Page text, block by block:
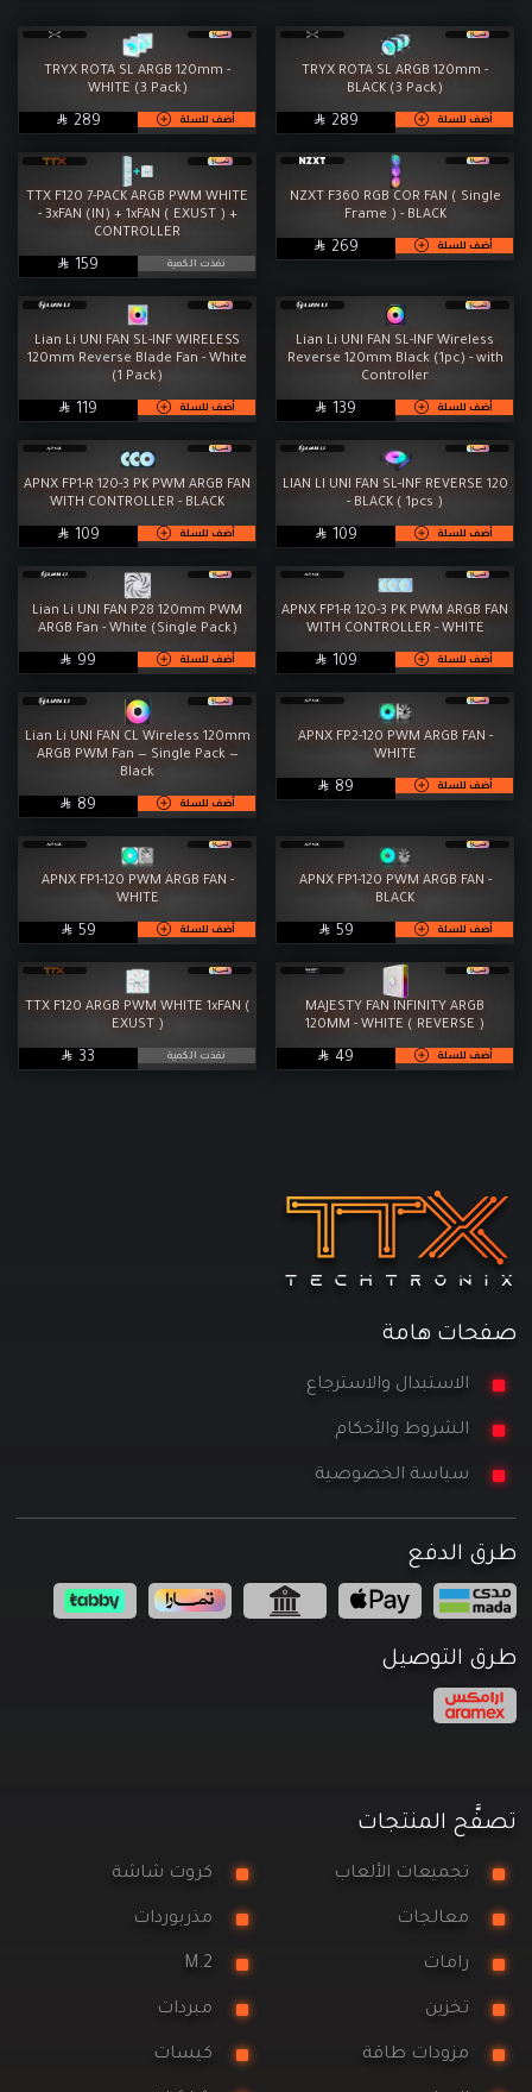
مبردات
مزودات طاقة كيسات
كومبو ماوس وكيبورد ماوسات
سماعات
إكسسوارات
الخدمات WorkStation
TRYX ROTA SL ARGB 120mm -
BLACK (3 Pack)
أضف للسلة  SAR
289
TRYX ROTA SL ARGB 120mm -
WHITE (3 Pack)
أضف للسلة  SAR
289
NZXT F360 RGB COR FAN ( Single
Frame ) - BLACK
أضف للسلة  SAR
269
TTX F120 7-PACK ARGB PWM WHITE
- 3xFAN (IN) + 1xFAN ( EXUST ) +
CONTROLLER
نفذت الكمية  SAR
159
Lian Li UNI FAN SL-INF Wireless
Reverse 120mm Black (1pc) - with
Controller
أضف للسلة  SAR
139
Lian Li UNI FAN SL-INF WIRELESS
120mm Reverse Blade Fan - White
(1 Pack)
أضف للسلة  SAR
119
LIAN LI UNI FAN SL-INF REVERSE 120
- BLACK ( 1pcs )
أضف للسلة  SAR
109
APNX FP1-R 120-3 PK PWM ARGB FAN
WITH CONTROLLER - BLACK
أضف للسلة  SAR
109
APNX FP1-R 120-3 PK PWM ARGB FAN
WITH CONTROLLER - WHITE
أضف للسلة  SAR
109
Lian Li UNI FAN P28 120mm PWM
ARGB Fan - White (Single Pack)
أضف للسلة  SAR
99
APNX FP2-120 PWM ARGB FAN -
WHITE
أضف للسلة  SAR
89
Lian Li UNI FAN CL Wireless 120mm
ARGB PWM Fan — Single Pack —
Black
أضف للسلة  SAR
89
APNX FP1-120 PWM ARGB FAN -
BLACK
أضف للسلة  SAR
59
APNX FP1-120 PWM ARGB FAN -
WHITE
أضف للسلة  SAR
59
MAJESTY FAN INFINITY ARGB
120MM - WHITE ( REVERSE )
أضف للسلة  SAR
49
TTX F120 ARGB PWM WHITE 1xFAN (
EXUST )
نفذت الكمية  SAR
33
صفحات هامة
الاستبدال والاسترجاع
الشروط والأحكام
سياسة الخصوصية
طرق الدفع
طرق التوصيل
تصفَّح المنتجات
تجميعات الألعاب كروت شاشة
معالجات مذربوردات
رامات M.2
تخزين مبردات
مزودات طاقة كيسات